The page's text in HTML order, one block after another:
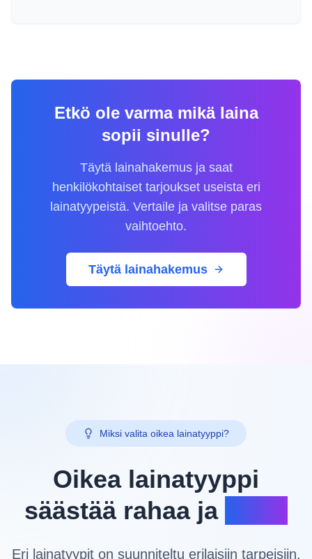
Etkö ole varma mikä laina
sopii sinulle?
Täytä lainahakemus ja saat
henkilökohtaiset tarjoukset useista eri
lainatyypeistä. Vertaile ja valitse paras
vaihtoehto.
Täytä lainahakemus
Miksi valita oikea lainatyyppi?
Oikea lainatyyppi
säästää rahaa ja
Eri lainatyypit on suunniteltu erilaisiin tarpeisiin.